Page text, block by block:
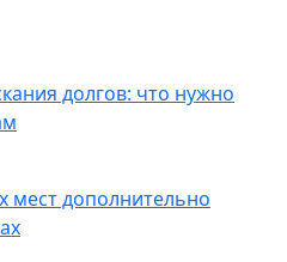
долгов: что нужно
мест дополнительно